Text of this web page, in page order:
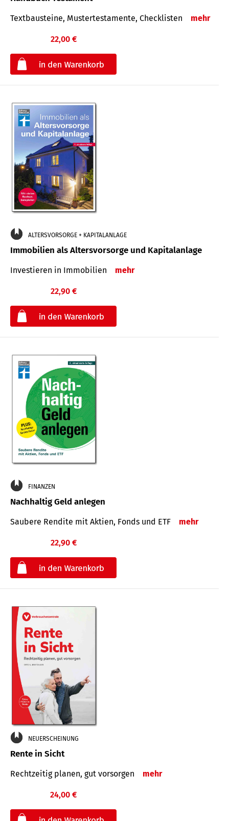
Textbausteine, Mustertestamente, Checklisten mehr
22,00 €
ALTERSVORSORGE + KAPITALANLAGE
Immobilien als Altersvorsorge und Kapitalanlage
Investieren in Immobilien mehr
22,90 €
FINANZEN
Nachhaltig Geld anlegen
Saubere Rendite mit Aktien, Fonds und ETF mehr
22,90 €
NEUERSCHEINUNG
Rente in Sicht
Rechtzeitig planen, gut vorsorgen mehr
24,00 €